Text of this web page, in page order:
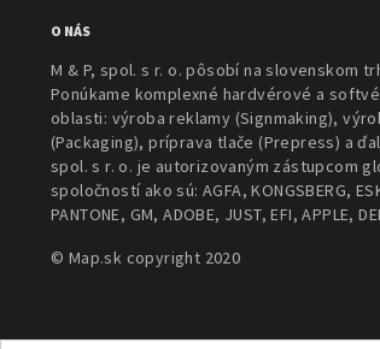
O NÁS
M & P, spol. s r. o. pôsobí na slovenskom
Ponúkame komplexné hardvérové a
oblasti: výroba reklamy (Signmaking),
(Packaging), príprava tlače (Prepress) a
spol. s r. o. je autorizovaným zástupcom
spoločností ako sú: AGFA, KONGSBERG,
PANTONE, GM, ADOBE, JUST, EFI, APPLE,
© Map.sk copyright 2020